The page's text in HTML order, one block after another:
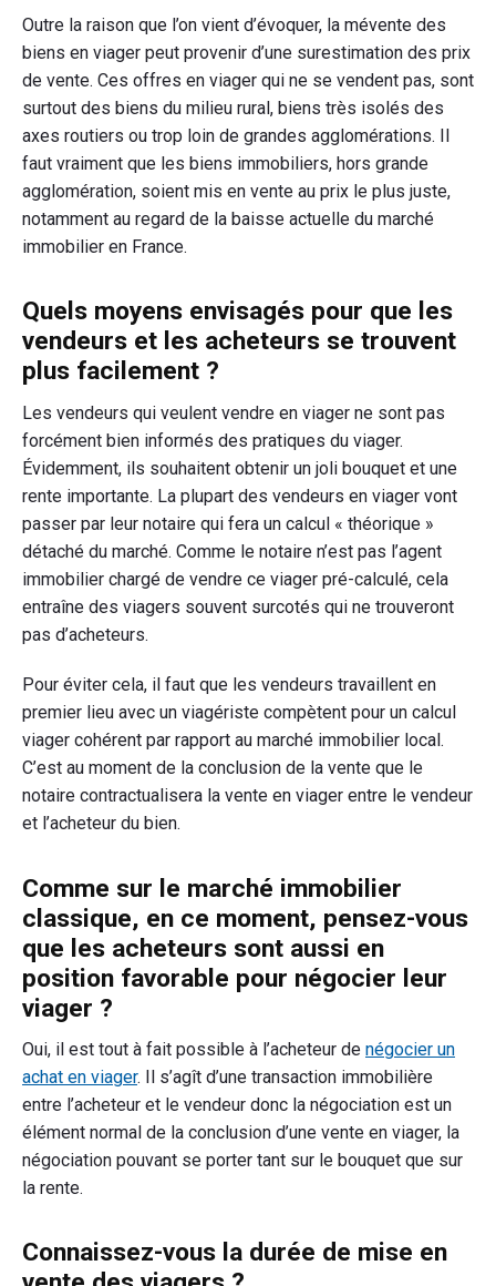
Outre la raison que l’on vient d’évoquer, la mévente des
biens en viager peut provenir d’une surestimation des prix
de vente. Ces offres en viager qui ne se vendent pas, sont
surtout des biens du milieu rural, biens très isolés des
axes routiers ou trop loin de grandes agglomérations. Il
faut vraiment que les biens immobiliers, hors grande
agglomération, soient mis en vente au prix le plus juste,
notamment au regard de la baisse actuelle du marché
immobilier en France.
Quels moyens envisagés pour que les
vendeurs et les acheteurs se trouvent
plus facilement ?
Les vendeurs qui veulent vendre en viager ne sont pas
forcément bien informés des pratiques du viager.
Évidemment, ils souhaitent obtenir un joli bouquet et une
rente importante. La plupart des vendeurs en viager vont
passer par leur notaire qui fera un calcul « théorique »
détaché du marché. Comme le notaire n’est pas l’agent
immobilier chargé de vendre ce viager pré-calculé, cela
entraîne des viagers souvent surcotés qui ne trouveront
pas d’acheteurs.
Pour éviter cela, il faut que les vendeurs travaillent en
premier lieu avec un viagériste compètent pour un calcul
viager cohérent par rapport au marché immobilier local.
C’est au moment de la conclusion de la vente que le
notaire contractualisera la vente en viager entre le vendeur
et l’acheteur du bien.
Comme sur le marché immobilier
classique, en ce moment, pensez-vous
que les acheteurs sont aussi en
position favorable pour négocier leur
viager ?
Oui, il est tout à fait possible à l’acheteur de négocier un
achat en viager. Il s’agît d’une transaction immobilière
entre l’acheteur et le vendeur donc la négociation est un
élément normal de la conclusion d’une vente en viager, la
négociation pouvant se porter tant sur le bouquet que sur
la rente.
Connaissez-vous la durée de mise en